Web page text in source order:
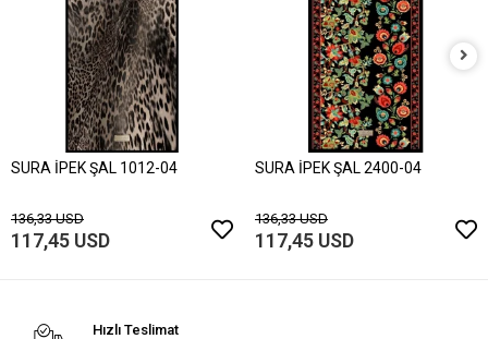
SURA İPEK ŞAL 1012-04
136,33 USD
117,45 USD
SURA İPEK ŞAL 2400-04
136,33 USD
117,45 USD
Hızlı Teslimat